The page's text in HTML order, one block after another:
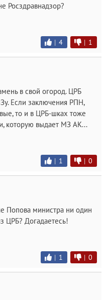
Росздравнадзор?
| 4 | 1
в свой огород. ЦРБ
Если заключения РПН,
то и в ЦРБ-шках тоже
которую выдает МЗ АК...
| 1 | 0
Попова министра ни один
ЦРБ? Догадаетесь!
| 1 | 0